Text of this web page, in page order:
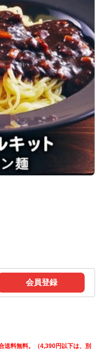
会員登録
送料無料。（4,390円以下は、別